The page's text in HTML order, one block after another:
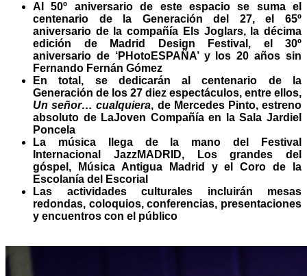
Al 50º aniversario de este espacio se suma el
centenario de la Generación del 27, el 65º
aniversario de la compañía Els Joglars, la décima
edición de Madrid Design Festival, el 30º
aniversario de ‘PHotoESPAÑA’ y los 20 años sin
Fernando Fernán Gómez
En total, se dedicarán al centenario de la
Generación de los 27 diez espectáculos, entre ellos,
Un señor… cualquiera, de Mercedes Pinto, estreno
absoluto de LaJoven Compañía en la Sala Jardiel
Poncela
La música llega de la mano del Festival
Internacional JazzMADRID, Los grandes del
góspel, Música Antigua Madrid y el Coro de la
Escolanía del Escorial
Las actividades culturales incluirán mesas
redondas, coloquios, conferencias, presentaciones
y encuentros con el público